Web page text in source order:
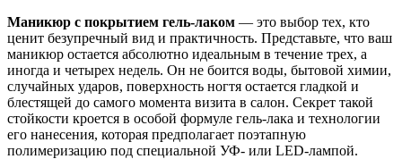
Маникюр с покрытием гель-лаком — это выбор тех, кто
ценит безупречный вид и практичность. Представьте, что ваш
маникюр остается абсолютно идеальным в течение трех, а
иногда и четырех недель. Он не боится воды, бытовой химии,
случайных ударов, поверхность ногтя остается гладкой и
блестящей до самого момента визита в салон. Секрет такой
стойкости кроется в особой формуле гель-лака и технологии
его нанесения, которая предполагает поэтапную
полимеризацию под специальной УФ- или LED-лампой.